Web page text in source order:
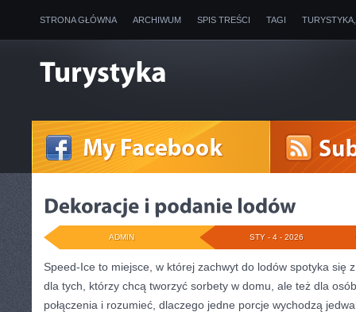
STRONA GŁÓWNA ARCHIWUM SPIS TREŚCI TAGI
STY - 4 - 2026
ADMIN
Speed-Ice to miejsce, w której zachwyt do lodów spotyka się
dla tych, którzy chcą tworzyć sorbety w domu, ale też dla
połączenia i rozumieć, dlaczego jedne porcje wychodzą